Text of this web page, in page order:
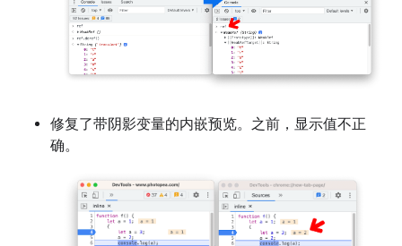
修复了带阴影变量的内嵌预览。之前，显示值不正
确。